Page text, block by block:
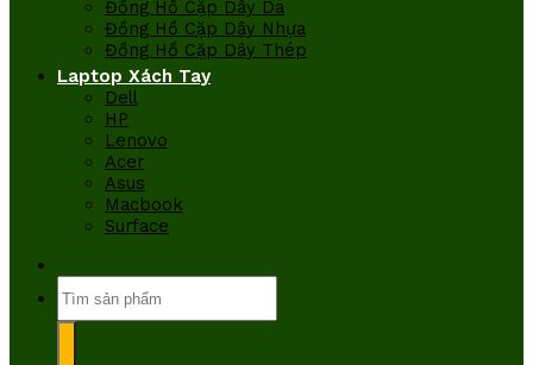
Đồng Hồ Cặp Dây Da
Đồng Hồ Cặp Dây Nhựa
Đồng Hồ Cặp Dây Thép
Laptop Xách Tay
Dell
HP
Lenovo
Acer
Asus
Macbook
Surface
kiếm: